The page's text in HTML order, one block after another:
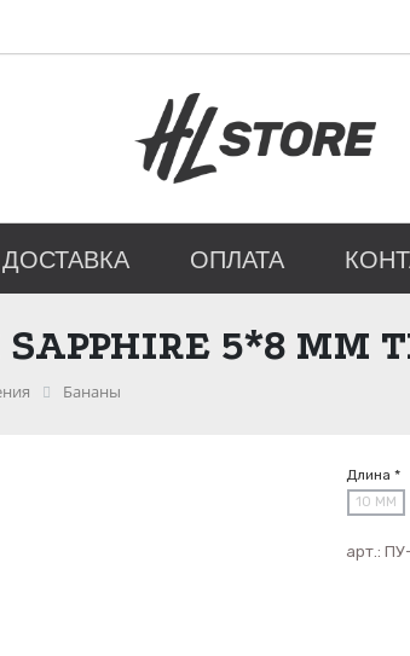
ДОСТАВКА ОПЛАТА
5*8 ММ
Бананы
Длина *
10 ММ
арт.: